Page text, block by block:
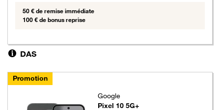
50 € de remise immédiate
100 € de bonus reprise
DAS
Promotion
Google
Pixel 10 5G+